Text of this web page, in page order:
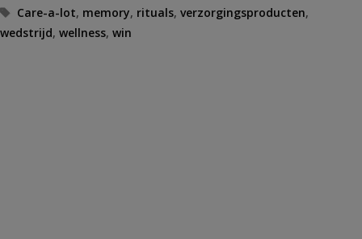
Tags
Care-a-lot, memory, rituals,verzorgingsproducten,
wedstrijd, wellness, win